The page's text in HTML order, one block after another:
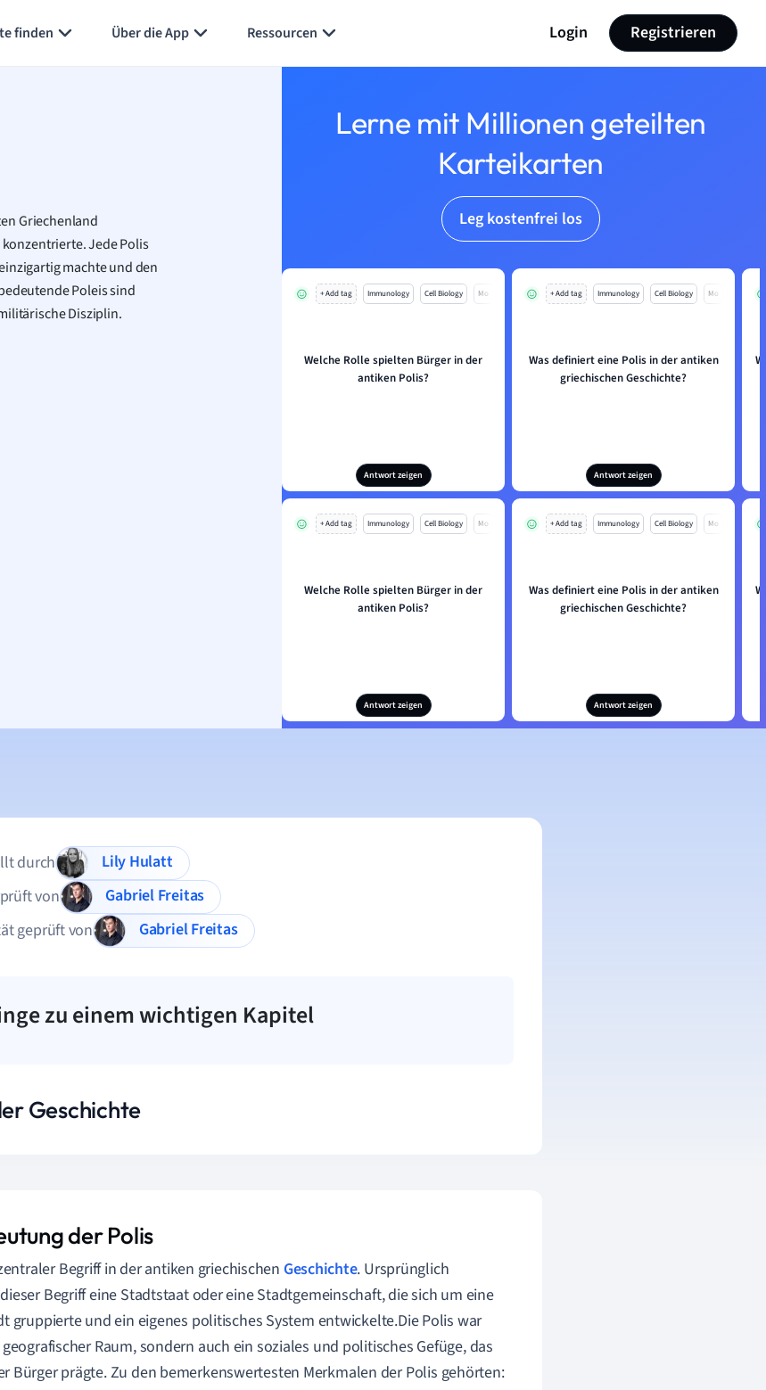
finden Über die App Ressourcen Login Registrieren
Griechenland
Jede Polis
machte und den
Poleis sind
Disziplin.
Lerne mit Millionen geteilten
Karteikarten
Leg kostenfrei los
+ Add tag Immunology Cell Biology Mo
Welche Rolle spielten Bürger in der
antiken Polis?
Antwort zeigen
+ Add tag Immunology Cell Biology Mo
Was definiert eine Polis in der antiken
griechischen Geschichte?
Antwort zeigen
+ Add tag Immunology Cell Biology Mo
Welche Rolle spielten Bürger in der
antiken Polis?
Antwort zeigen
+ Add tag Immunology Cell Biology Mo
Was definiert eine Polis in der antiken
griechischen Geschichte?
Antwort zeigen
durch
Lily Hulatt
von
Gabriel Freitas
geprüft von
Gabriel Freitas
zu einem wichtigen Kapitel
Geschichte
der Polis
Begriff in der antiken griechischen Geschichte. Ursprünglich
Begriff eine Stadtstaat oder eine Stadtgemeinschaft, die sich um eine
gruppierte und ein eigenes politisches System entwickelte.Die Polis war
Raum, sondern auch ein soziales und politisches Gefüge, das
Bürger prägte. Zu den bemerkenswertesten Merkmalen der Polis gehörten: